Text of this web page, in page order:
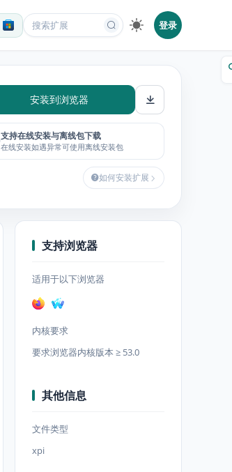
登录
安装到浏览器
支持在线安装与离线包下载
在线安装如遇异常可使用离线安装包
如何安装扩展
支持浏览器
适用于以下浏览器
内核要求
要求浏览器内核版本 ≥ 53.0
其他信息
文件类型
xpi